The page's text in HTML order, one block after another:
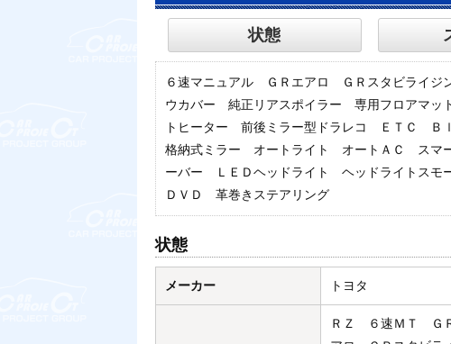
状態
６速マニュアル ＧＲエアロ ＧＲスタビライジ
ウカバー 純正リアスポイラー 専用フロアマ
トヒーター 前後ミラー型ドラレコ ＥＴＣ
格納式ミラー オートライト オートＡＣ スマ
ーバー ＬＥＤヘッドライト ヘッドライトス
ＤＶＤ 革巻きステアリング
状態
メーカー トヨタ
ＲＺ ６速ＭＴ Ｇ